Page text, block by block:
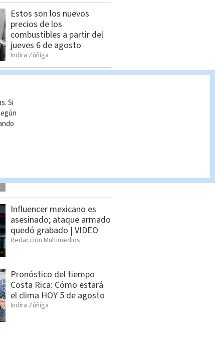
Estos son los nuevos
precios de los
combustibles a partir del
jueves 6 de agosto
Indira Zúñiga
Pronóstico del tiempo
el clima HOY 6 de agosto
Indira Zúñiga
Indira Zúñiga
Influencer mexicano es
asesinado; ataque armado
quedó grabado | VIDEO
Redacción Multimedios
Pronóstico del tiempo
Costa Rica: Cómo estará
el clima HOY 5 de agosto
Indira Zúñiga
Si